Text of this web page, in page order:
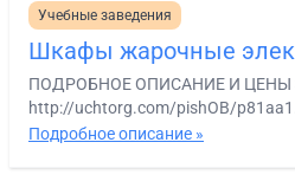
Учебные заведения
Шкафы жарочные
ПОДРОБНОЕ ОПИСАНИЕ И ЦЕНЫ
http://uchtorg.com/pishOB/
Подробное описание »